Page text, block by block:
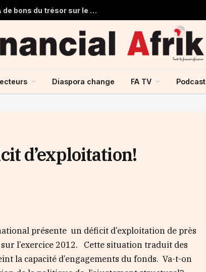
Le Sénégal lève 60,500 milliards de FCFA de bons du trésor sur le marché financier de l’UMOA
Diaspora change FA TV Podcast
d’exploitation!
présente un déficit d’exploitation de près
l’exercice 2012. Cette situation traduit des
la capacité d’engagements du fonds. Va-t-on